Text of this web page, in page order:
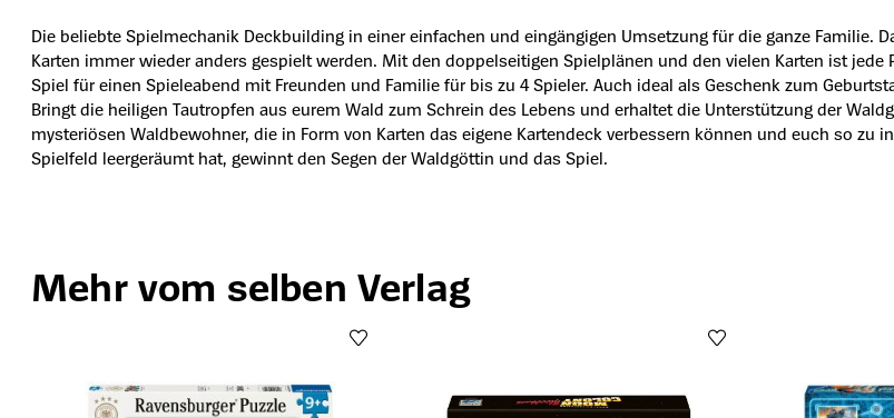
Die beliebte Spielmechanik Deckbuilding in einer einfachen und eingängigen Umsetzung für die ganze Familie.
Karten immer wieder anders gespielt werden. Mit den doppelseitigen Spielplänen und den vielen Karten ist
Spiel für einen Spieleabend mit Freunden und Familie für bis zu 4 Spieler. Auch ideal als Geschenk zum
Bringt die heiligen Tautropfen aus eurem Wald zum Schrein des Lebens und erhaltet die Unterstützung der
mysteriösen Waldbewohner, die in Form von Karten das eigene Kartendeck verbessern können und euch so zu
Spielfeld leergeräumt hat, gewinnt den Segen der Waldgöttin und das Spiel.
Produktgalerie überspringen
Mehr vom selben Verlag